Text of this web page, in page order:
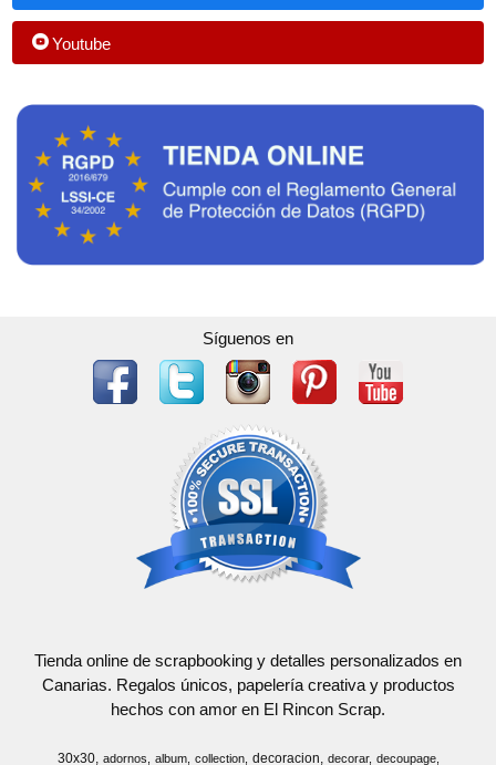
Youtube
Síguenos en
Tienda online de scrapbooking y detalles personalizados en
Canarias. Regalos únicos, papelería creativa y productos
hechos con amor en El Rincon Scrap.
30x30 adornos album collection decoracion decorar
decoupage